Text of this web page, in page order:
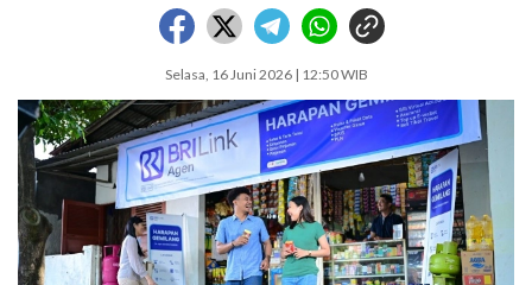
Selasa, 16 Juni 2026 | 12:50 WIB